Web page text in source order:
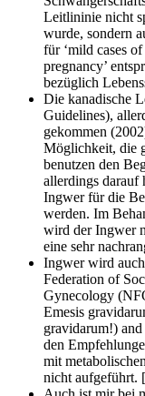
Leitlininie nicht
wurde, sondern
für ‘mild cases
pregnancy’
bezüglich
Die kanadische
Guidelines),
gekommen
Möglichkeit, die
benutzen den
allerdings darauf
Ingwer für die
werden. Im
wird der Ingwer
eine sehr
Ingwer wird
Federation of
Gynecology
Emesis
gravidarum!)
den
mit
nicht aufgeführt.